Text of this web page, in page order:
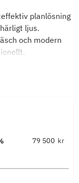
planlösning
ljus.
och modern
kr